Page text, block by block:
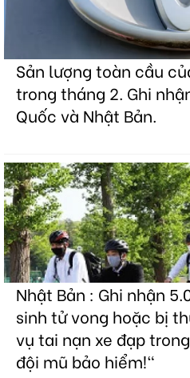
Sản lượng toàn cầu
trong tháng 2. Ghi
Quốc và Nhật Bản.
Nhật Bản : Ghi nhận
sinh tử vong hoặc bị
vụ tai nạn xe đạp
đội mũ bảo hiểm!"